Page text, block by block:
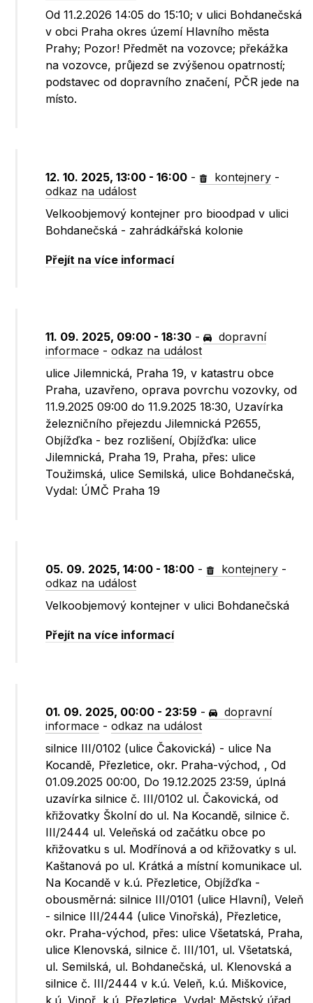
Od 11.2.2026 14:05 do 15:10; v ulici Bohdanečská
v obci Praha okres území Hlavního města
Prahy; Pozor! Předmět na vozovce; překážka
na vozovce, průjezd se zvýšenou opatrností;
podstavec od dopravního značení, PČR jede na
místo.
12. 10. 2025, 13:00 - 16:00 - kontejnery -
odkaz na událost
Velkoobjemový kontejner pro bioodpad v ulici
Bohdanečská - zahrádkářská kolonie
Přejít na více informací
11. 09. 2025, 09:00 - 18:30 -
dopravní
informace -odkaz na událost
ulice Jilemnická, Praha 19, v katastru obce
Praha, uzavřeno, oprava povrchu vozovky, od
11.9.2025 09:00 do 11.9.2025 18:30, Uzavírka
železničního přejezdu Jilemnická P2655,
Objížďka - bez rozlišení, Objížďka: ulice
Jilemnická, Praha 19, Praha, přes: ulice
Toužimská, ulice Semilská, ulice Bohdanečská,
Vydal: ÚMČ Praha 19
05. 09. 2025, 14:00 - 18:00 - kontejnery -
odkaz na událost
Velkoobjemový kontejner v ulici Bohdanečská
Přejít na více informací
01. 09. 2025, 00:00 - 23:59 -
dopravní
informace -odkaz na událost
silnice III/0102 (ulice Čakovická) - ulice Na
Kocandě, Přezletice, okr. Praha-východ, , Od
01.09.2025 00:00, Do 19.12.2025 23:59, úplná
uzavírka silnice č. III/0102 ul. Čakovická, od
křižovatky Školní do ul. Na Kocandě, silnice č.
III/2444 ul. Veleňská od začátku obce po
křižovatku s ul. Modřínová a od křižovatky s ul.
Kaštanová po ul. Krátká a místní komunikace ul.
Na Kocandě v k.ú. Přezletice, Objížďka -
obousměrná: silnice III/0101 (ulice Hlavní), Veleň
- silnice III/2444 (ulice Vinořská), Přezletice,
okr. Praha-východ, přes: ulice Všetatská, Praha,
ulice Klenovská, silnice č. III/101, ul. Všetatská,
ul. Semilská, ul. Bohdanečská, ul. Klenovská a
silnice č. III/2444 v k.ú. Veleň, k.ú. Miškovice,
k.ú. Vinoř, k.ú. Přezletice, Vydal: Městský úřad